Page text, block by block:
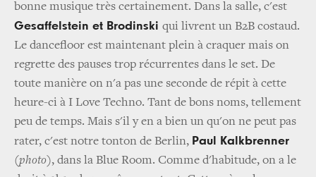
bonne musique très certainement. Dans la salle, c'est
Gesaffelstein et Brodinski qui livrent un B2B costaud.
Le dancefloor est maintenant plein à craquer mais on
regrette des pauses trop récurrentes dans le set. De
toute manière on n'a pas une seconde de répit à cette
heure-ci à I Love Techno. Tant de bons noms, tellement
peu de temps. Mais s'il y en a bien un qu'on ne peut pas
rater, c'est notre tonton de Berlin, Paul Kalkbrenner
(photo), dans la Blue Room. Comme d'habitude, on a le